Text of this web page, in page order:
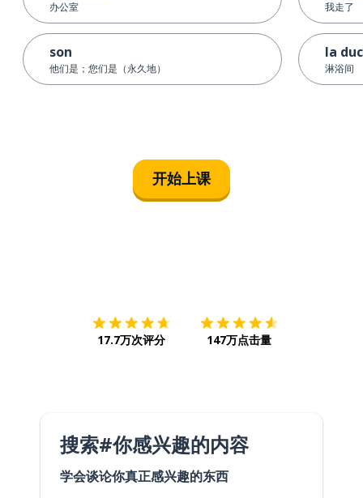
办公室
son
他们是；您们是（永久地）
我走了
la
淋浴间
开始上课
17.7万次评分 147万点击量
搜索#你感兴趣的内容
学会谈论你真正感兴趣的东西